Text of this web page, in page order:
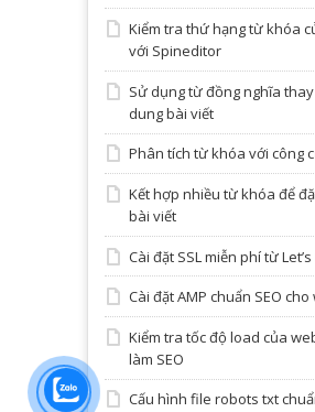
Kiểm tra thứ hạng từ khóa
với Spineditor
Sử dụng từ đồng nghĩa
dung bài viết
Phân tích từ khóa với công
Kết hợp nhiều từ khóa để
bài viết
Cài đặt SSL miễn phí từ
Cài đặt AMP chuẩn SEO
Kiểm tra tốc độ load của
làm SEO
Cấu hình file robots txt